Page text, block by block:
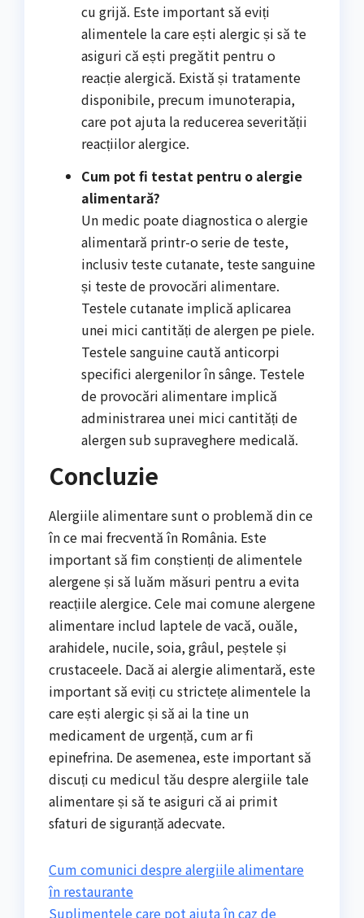
cu grijă. Este important să eviți
alimentele la care ești alergic și să te
asiguri că ești pregătit pentru o
reacție alergică. Există și tratamente
disponibile, precum imunoterapia,
care pot ajuta la reducerea severității
reacțiilor alergice.
Cum pot fi testat pentru o alergie
alimentară?
Un medic poate diagnostica o alergie
alimentară printr-o serie de teste,
inclusiv teste cutanate, teste sanguine
și teste de provocări alimentare.
Testele cutanate implică aplicarea
unei mici cantități de alergen pe piele.
Testele sanguine caută anticorpi
specifici alergenilor în sânge. Testele
de provocări alimentare implică
administrarea unei mici cantități de
alergen sub supraveghere medicală.
Concluzie
Alergiile alimentare sunt o problemă din ce
în ce mai frecventă în România. Este
important să fim conștienți de alimentele
alergene și să luăm măsuri pentru a evita
reacțiile alergice. Cele mai comune alergene
alimentare includ laptele de vacă, ouăle,
arahidele, nucile, soia, grâul, peștele și
crustaceele. Dacă ai alergie alimentară, este
important să eviți cu strictețe alimentele la
care ești alergic și să ai la tine un
medicament de urgență, cum ar fi
epinefrina. De asemenea, este important să
discuți cu medicul tău despre alergiile tale
alimentare și să te asiguri că ai primit
sfaturi de siguranță adecvate.
Cum comunici despre alergiile alimentare
în restaurante
Suplimentele care pot ajuta în caz de